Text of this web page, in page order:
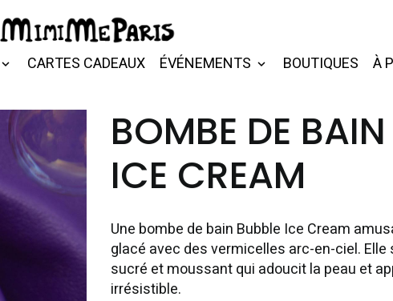
CARTES CADEAUX ÉVÉNEMENTS BOUTIQUES À
BOMBE DE
ICE CREAM
Une bombe de bain Bubble Ice Cream
glacé avec des vermicelles arc-en-ciel.
sucré et moussant qui adoucit la peau et
irrésistible.